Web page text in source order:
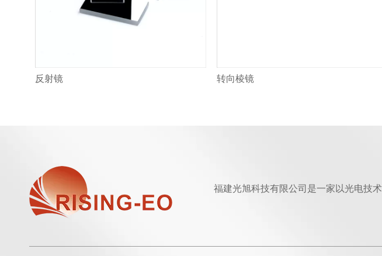
反射镜 转向棱镜
福建光旭科技有限公司是一家以光电技